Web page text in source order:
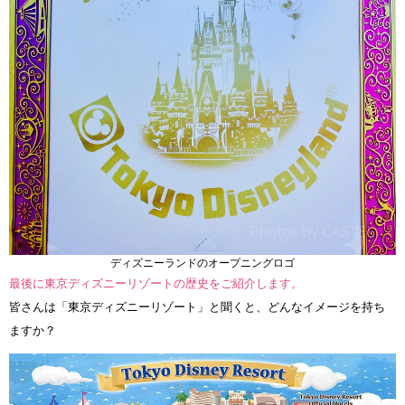
ディズニーランドのオープニングロゴ
最後に東京ディズニーリゾートの歴史をご紹介します。
皆さんは「東京ディズニーリゾート」と聞くと、どんなイメージを持ち
ますか？